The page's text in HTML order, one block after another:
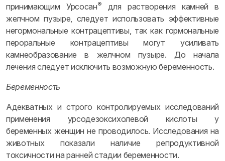
принимающим Урсосан®
для растворения камней в
желчном пузыре, следует использовать эффективные
негормональные контрацептивы, так как гормональные
пероральные контрацептивы могут усиливать
камнеобразование в желчном пузыре. До начала
лечения следует исключить возможную беременность.
Беременность
Адекватных и строго контролируемых исследований
применения урсодезоксихолевой кислоты у
беременных женщин не проводилось. Исследования на
животных показали наличие репродуктивной
токсичности на ранней стадии беременности.